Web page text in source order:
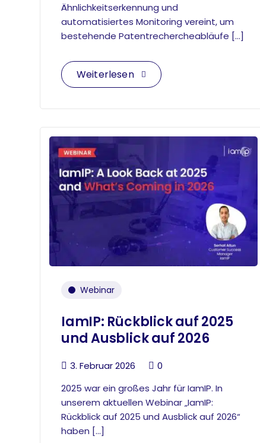
Ähnlichkeitserkennung und
automatisiertes Monitoring vereint, um
bestehende Patentrechercheabläufe […]
Weiterlesen
Webinar
IamIP: Rückblick auf 2025
und Ausblick auf 2026
3. Februar 2026
0
2025 war ein großes Jahr für IamIP. In
unserem aktuellen Webinar „IamIP:
Rückblick auf 2025 und Ausblick auf 2026“
haben […]